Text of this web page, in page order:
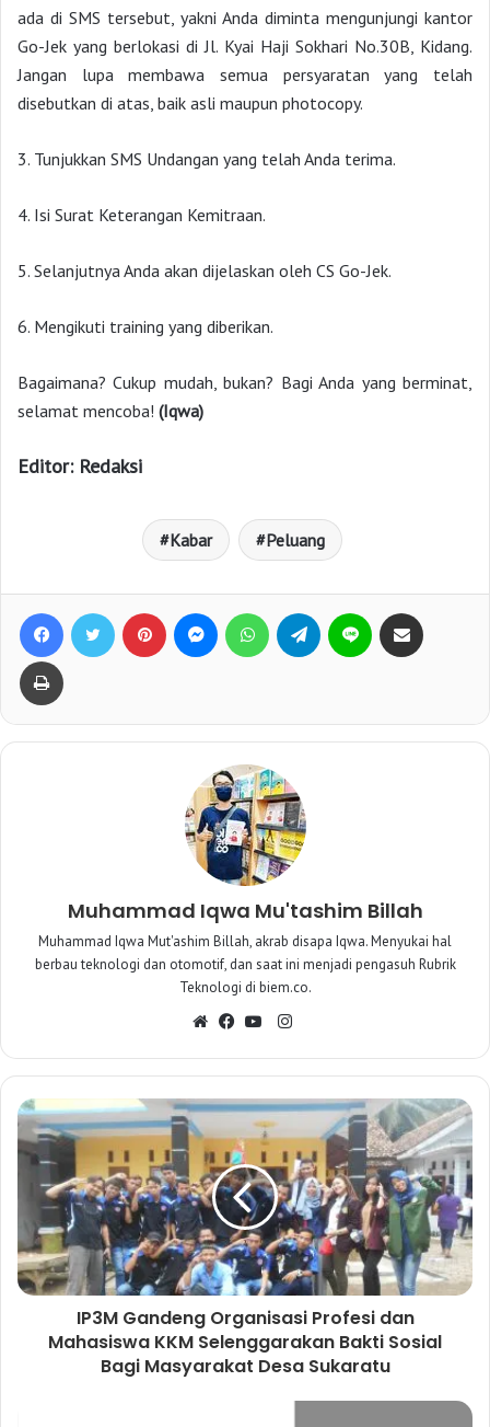
ada di SMS tersebut, yakni Anda diminta mengunjungi kantor
Go-Jek yang berlokasi di Jl. Kyai Haji Sokhari No.30B, Kidang.
Jangan lupa membawa semua persyaratan yang telah
disebutkan di atas, baik asli maupun photocopy.
3. Tunjukkan SMS Undangan yang telah Anda terima.
4. Isi Surat Keterangan Kemitraan.
5. Selanjutnya Anda akan dijelaskan oleh CS Go-Jek.
6. Mengikuti training yang diberikan.
Bagaimana? Cukup mudah, bukan? Bagi Anda yang berminat,
selamat mencoba! (Iqwa)
Editor: Redaksi
Kabar Peluang
Muhammad Iqwa Mu'tashim Billah
Muhammad Iqwa Mut'ashim Billah, akrab disapa Iqwa. Menyukai hal
berbau teknologi dan otomotif, dan saat ini menjadi pengasuh Rubrik
Teknologi di biem.co.
e
b
s
i
t
e
a
c
e
b
o
o
k
o
u
T
u
b
e
I
s
t
g
r
a
m
IP3M Gandeng Organisasi Profesi dan
Mahasiswa KKM Selenggarakan Bakti Sosial
Bagi Masyarakat Desa Sukaratu